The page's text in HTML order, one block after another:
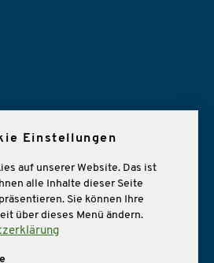
14966
Einstellungen
auf unserer Website. Das ist
alle Inhalte dieser Seite
Sie können Ihre
über dieses Menü ändern.